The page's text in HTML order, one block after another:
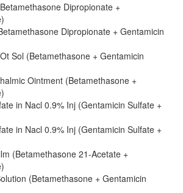
Dipropionate +
Dipropionate + Gentamicin
Sol (Betamethasone + Gentamicin
Ointment (Betamethasone +
in Nacl 0.9% Inj (Gentamicin Sulfate +
in Nacl 0.9% Inj (Gentamicin Sulfate +
(Betamethasone 21-Acetate +
(Betamethasone + Gentamicin